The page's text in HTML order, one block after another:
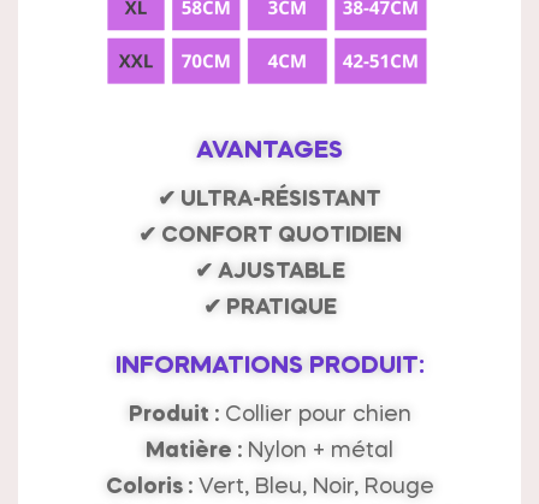
AVANTAGES
✔ ULTRA-RÉSISTANT
✔ CONFORT QUOTIDIEN
✔ AJUSTABLE
✔ PRATIQUE
INFORMATIONS PRODUIT:
Produit :Collier pour chien
Matière : Nylon + métal
Coloris :Vert, Bleu, Noir, Rouge